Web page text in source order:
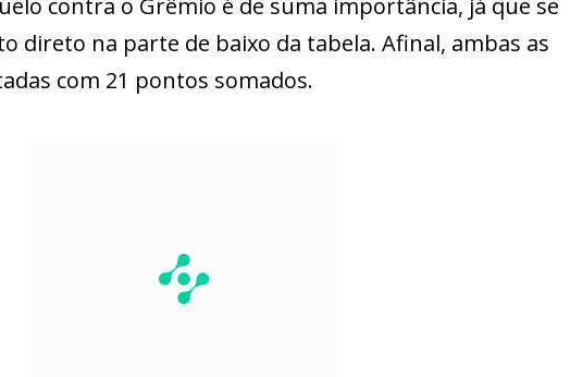
contra o Grêmio é de suma importância, já que se
direto na parte de baixo da tabela. Afinal, ambas as
com 21 pontos somados.